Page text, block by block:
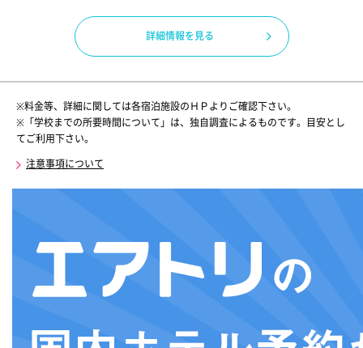
詳細情報を見る
※料金等、詳細に関しては各宿泊施設のＨＰよりご確認下さい。
※「学校までの所要時間について」は、独自調査によるものです。目安とし
てご利用下さい。
注意事項について